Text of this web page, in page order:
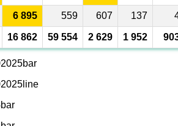
6 895 559 607 137
16 862 59 554 2 629 1 952